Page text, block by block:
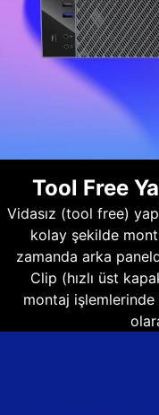
Tool Free
Vidasız (tool free)
kolay şekilde
zamanda arka
Clip (hızlı üst
montaj işlemlerinde